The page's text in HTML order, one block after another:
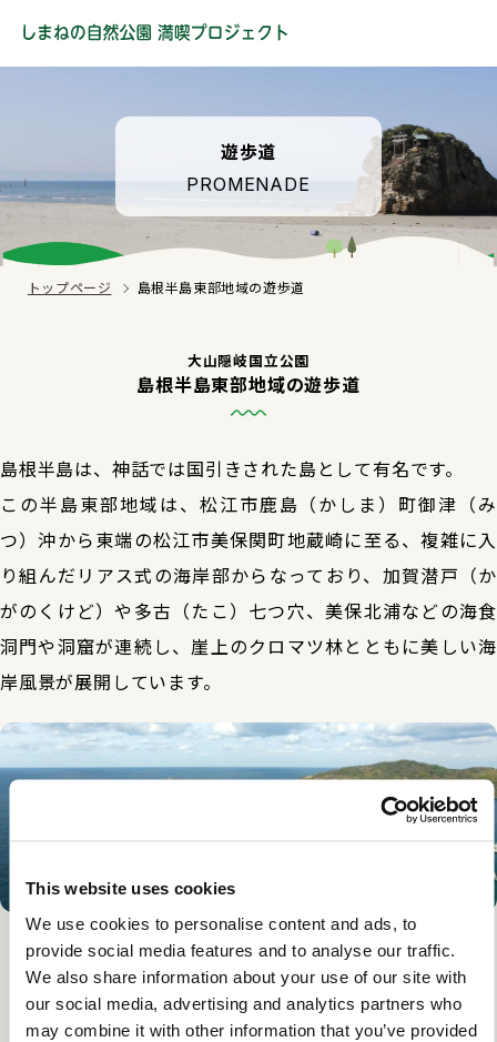
This website uses cookies
We use cookies to personalise content and ads, to
provide social media features and to analyse our traffic.
We also share information about your use of our site with
our social media, advertising and analytics partners who
may combine it with other information that you’ve provided
遊歩道
PROMENADE
トップページ 島根半島東部地域の遊歩道
大山隠岐国立公園
島根半島東部地域の遊歩道
島根半島は、神話では国引きされた島として有名です。
この半島東部地域は、松江市鹿島（かしま）町御津（み
つ）沖から東端の松江市美保関町地蔵崎に至る、複雑に入
り組んだリアス式の海岸部からなっており、加賀潜戸（か
がのくけど）や多古（たこ）七つ穴、美保北浦などの海食
洞門や洞窟が連続し、崖上のクロマツ林とともに美しい海
岸風景が展開しています。